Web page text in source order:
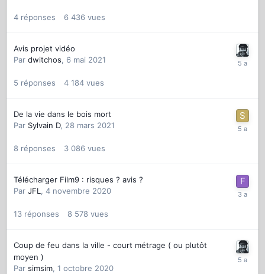
4 réponses 6 436 vues
Avis projet vidéo
Par dwitchos, 6 mai 2021
5 réponses 4 184 vues
De la vie dans le bois mort
Par Sylvain D, 28 mars 2021
8 réponses 3 086 vues
Télécharger Film9 : risques ? avis ?
Par JFL, 4 novembre 2020
13 réponses 8 578 vues
Coup de feu dans la ville - court métrage ( ou plutôt
moyen )
Par simsim, 1 octobre 2020